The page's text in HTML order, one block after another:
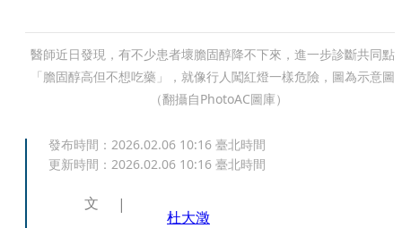
醫師近日發現，有不少患者壞膽固醇降不下來，進一步診斷共同點
「膽固醇高但不想吃藥」，就像行人闖紅燈一樣危險，圖為示意圖
（翻攝自PhotoAC圖庫）
發布時間： 2026.02.06 10:16 臺北時間
更新時間： 2026.02.06 10:16 臺北時間
文
杜大澂